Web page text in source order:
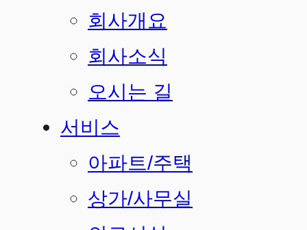
2026년 새해 복 많이 받으세요
2026-01-02
회사개요
회사소식
오시는 길
서비스
아파트/주택
상가/사무실